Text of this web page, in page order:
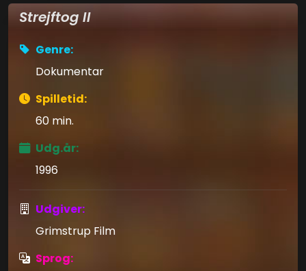
Strejftog II
Genre:
Dokumentar
Spilletid:
60 min.
Udg.år:
1996
Udgiver:
Grimstrup Film
Sprog: